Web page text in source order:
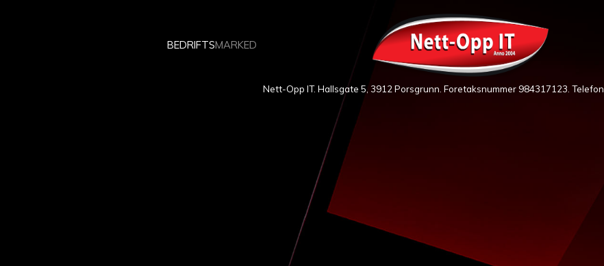
BEDRIFTSMARKED
Nett-Opp IT. Hallsgate 5, 3912 Porsgrunn. Foretaksnummer 984317123. Telefon